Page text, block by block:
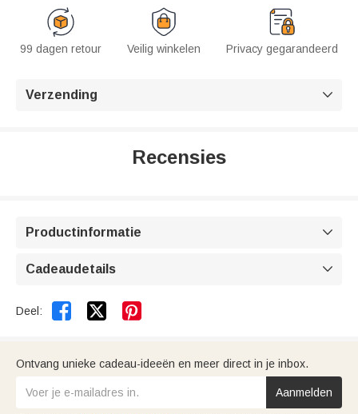
99 dagen retour Veilig winkelen Privacy gegarandeerd
Verzending 
Recensies
Productinformatie 
Cadeaudetails 
Deel:  
Ontvang unieke cadeau-ideeën en meer direct in je inbox.
Aanmelden